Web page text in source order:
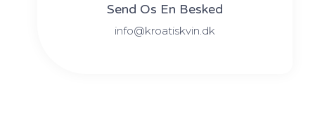
Send Os En Besked
info@kroatiskvin.dk